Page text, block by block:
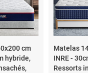
cm
hybride,
Matelas
INRE -
Ressorts